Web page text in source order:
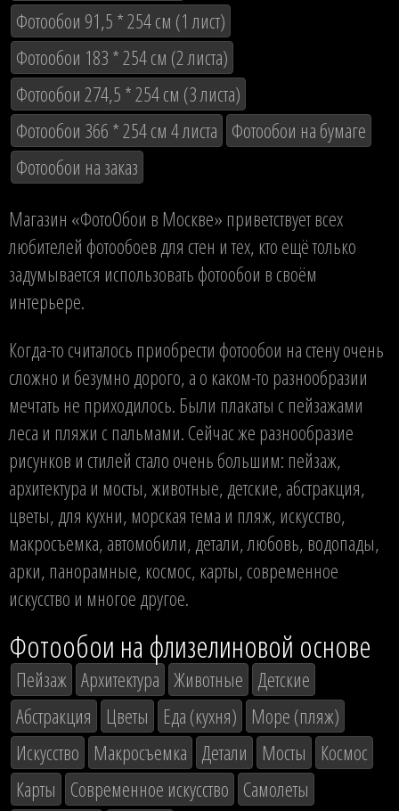
Фотообои 91,5 * 254 см (1 лист)
Фотообои 183 * 254 см (2 листа)
Фотообои 274,5 * 254 см (3 листа)
Фотообои 366 * 254 см 4 листа Фотообои на бумаге
Фотообои на заказ
Магазин «ФотоОбои в Москве» приветствует всех
любителей фотообоев для стен и тех, кто ещё только
задумывается использовать фотообои в своём
интерьере.
Когда-то считалось приобрести фотообои на стену очень
сложно и безумно дорого, а о каком-то разнообразии
мечтать не приходилось. Были плакаты с пейзажами
леса и пляжи с пальмами. Сейчас же разнообразие
рисунков и стилей стало очень большим: пейзаж,
архитектура и мосты, животные, детские, абстракция,
цветы, для кухни, морская тема и пляж, искусство,
макросъемка, автомобили, детали, любовь, водопады,
арки, панорамные, космос, карты, современное
искусство и многое другое.
Фотообои на флизелиновой основе
Пейзаж Архитектура Животные Детские
Абстракция
Цветы Еда (кухня)
Море (пляж)
Искусство
Макросъемка Детали Мосты
Космос
Карты
Современное искусство Самолеты